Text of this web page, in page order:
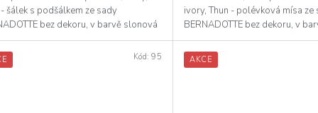
šálek s podšálkem ze sady
bez dekoru, v barvě slonová
objem šálku je...
ivory, Thun - polévková mísa ze
BERNADOTTE bez dekoru, v
kost - objem polévkové mísy je
Kód:95 AKCE